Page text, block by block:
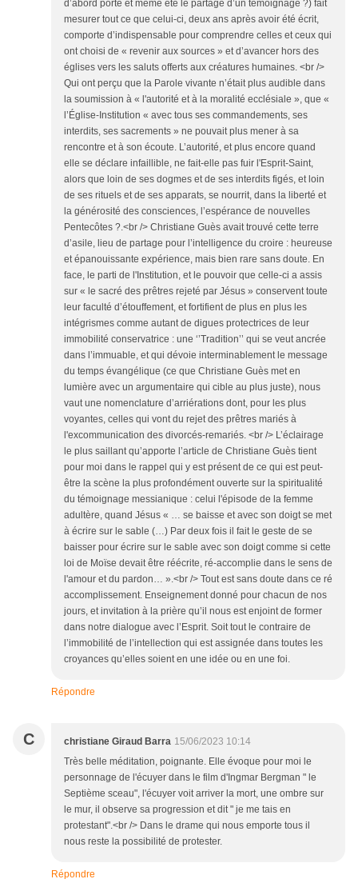
d’abord porté et même été le partage d’un témoignage ?) fait
mesurer tout ce que celui-ci, deux ans après avoir été écrit,
comporte d’indispensable pour comprendre celles et ceux qui
ont choisi de « revenir aux sources » et d’avancer hors des
églises vers les saluts offerts aux créatures humaines. <br />
Qui ont perçu que la Parole vivante n’était plus audible dans
la soumission à « l'autorité et à la moralité ecclésiale », que «
l’Église-Institution « avec tous ses commandements, ses
interdits, ses sacrements » ne pouvait plus mener à sa
rencontre et à son écoute. L’autorité, et plus encore quand
elle se déclare infaillible, ne fait-elle pas fuir l'Esprit-Saint,
alors que loin de ses dogmes et de ses interdits figés, et loin
de ses rituels et de ses apparats, se nourrit, dans la liberté et
la générosité des consciences, l’espérance de nouvelles
Pentecôtes ?.<br /> Christiane Guès avait trouvé cette terre
d’asile, lieu de partage pour l’intelligence du croire : heureuse
et épanouissante expérience, mais bien rare sans doute. En
face, le parti de l'Institution, et le pouvoir que celle-ci a assis
sur « le sacré des prêtres rejeté par Jésus » conservent toute
leur faculté d’étouffement, et fortifient de plus en plus les
intégrismes comme autant de digues protectrices de leur
immobilité conservatrice : une ‘’Tradition’’ qui se veut ancrée
dans l’immuable, et qui dévoie interminablement le message
du temps évangélique (ce que Christiane Guès met en
lumière avec un argumentaire qui cible au plus juste), nous
vaut une nomenclature d’arriérations dont, pour les plus
voyantes, celles qui vont du rejet des prêtres mariés à
l'excommunication des divorcés-remariés. <br /> L’éclairage
le plus saillant qu’apporte l’article de Christiane Guès tient
pour moi dans le rappel qui y est présent de ce qui est peut-
être la scène la plus profondément ouverte sur la spiritualité
du témoignage messianique : celui l'épisode de la femme
adultère, quand Jésus « … se baisse et avec son doigt se met
à écrire sur le sable (…) Par deux fois il fait le geste de se
baisser pour écrire sur le sable avec son doigt comme si cette
loi de Moïse devait être réécrite, ré-accomplie dans le sens de
l'amour et du pardon… ».<br /> Tout est sans doute dans ce ré
accomplissement. Enseignement donné pour chacun de nos
jours, et invitation à la prière qu’il nous est enjoint de former
dans notre dialogue avec l’Esprit. Soit tout le contraire de
l’immobilité de l’intellection qui est assignée dans toutes les
croyances qu’elles soient en une idée ou en une foi.
Répondre
C christiane Giraud Barra 15/06/2023 10:14
Très belle méditation, poignante. Elle évoque pour moi le
personnage de l'écuyer dans le film d'Ingmar Bergman " le
Septième sceau", l'écuyer voit arriver la mort, une ombre sur
le mur, il observe sa progression et dit " je me tais en
protestant".<br /> Dans le drame qui nous emporte tous il
nous reste la possibilité de protester.
Répondre